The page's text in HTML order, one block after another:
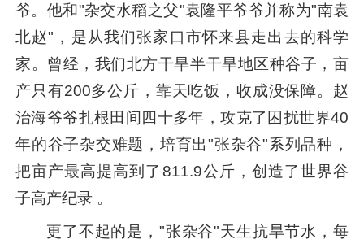
爷。他和"杂交水稻之父"袁隆平爷爷并称为"南袁
北赵"，是从我们张家口市怀来县走出去的科学
家。曾经，我们北方干旱半干旱地区种谷子，亩
产只有200多公斤，靠天吃饭，收成没保障。赵
治海爷爷扎根田间四十多年，攻克了困扰世界40
年的谷子杂交难题，培育出"张杂谷"系列品种，
把亩产最高提高到了811.9公斤，创造了世界谷
子高产纪录 。
更了不起的是，"张杂谷"天生抗旱节水，每